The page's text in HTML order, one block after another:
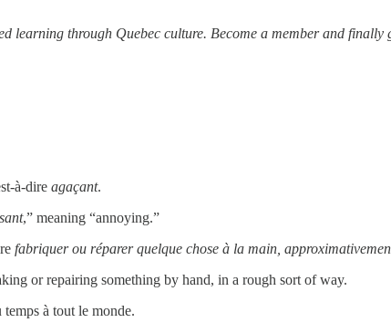
learning through Quebec culture. Become a member and
à-dire agaçant.
,” meaning “annoying.”
fabriquer ou réparer quelque chose à la main,
or repairing something by hand, in a rough sort of way.
temps à tout le monde.